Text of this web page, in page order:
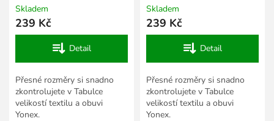
Skladem
239 Kč
Detail
Přesné rozměry si snadno
zkontrolujete v Tabulce
velikostí textilu a obuvi
Yonex.
Skladem
239 Kč
Detail
Přesné rozměry si snadno
zkontrolujete v Tabulce
velikostí textilu a obuvi
Yonex.